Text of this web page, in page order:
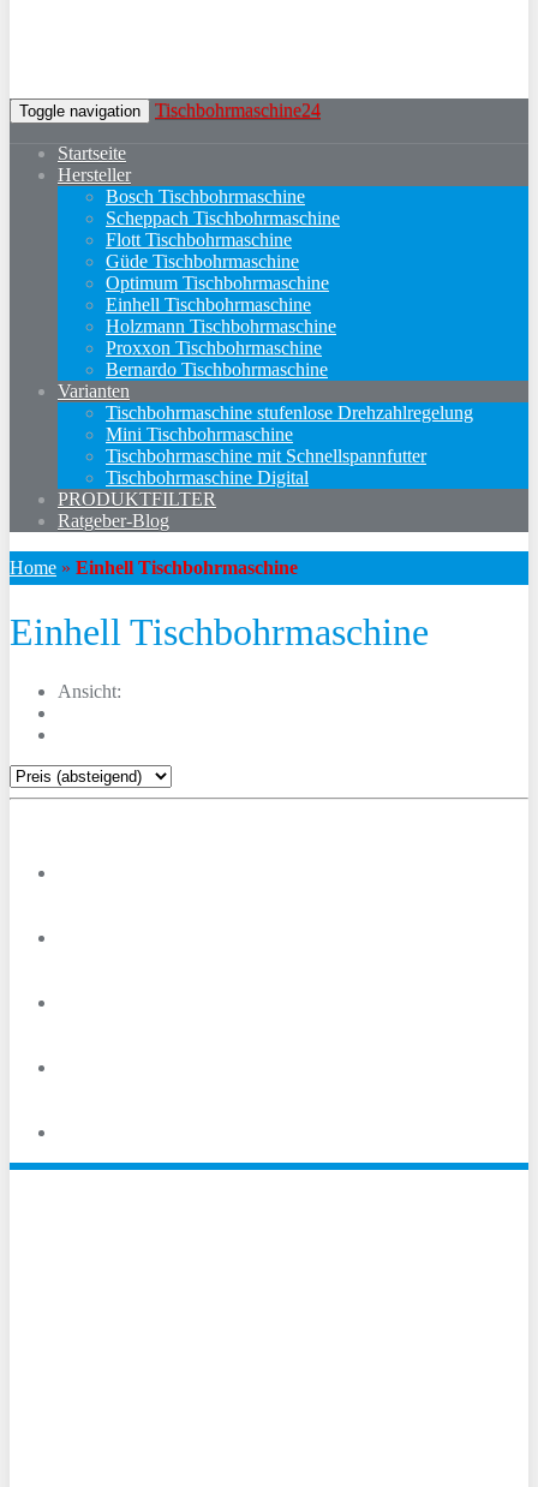
Toggle navigation Tischbohrmaschine24
Startseite
Hersteller
Bosch Tischbohrmaschine
Scheppach Tischbohrmaschine
Flott Tischbohrmaschine
Güde Tischbohrmaschine
Optimum Tischbohrmaschine
Einhell Tischbohrmaschine
Holzmann Tischbohrmaschine
Proxxon Tischbohrmaschine
Bernardo Tischbohrmaschine
Varianten
Tischbohrmaschine stufenlose Drehzahlregelung
Mini Tischbohrmaschine
Tischbohrmaschine mit Schnellspannfutter
Tischbohrmaschine Digital
PRODUKTFILTER
Ratgeber-Blog
Home » Einhell Tischbohrmaschine
Einhell Tischbohrmaschine
Ansicht: